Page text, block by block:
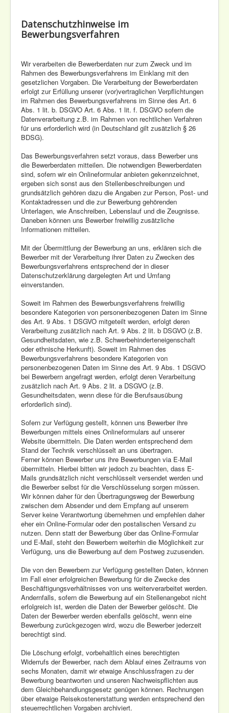
Datenschutzhinweise im
Bewerbungsverfahren
Wir verarbeiten die Bewerberdaten nur zum Zweck und im
Rahmen des Bewerbungsverfahrens im Einklang mit den
gesetzlichen Vorgaben. Die Verarbeitung der Bewerberdaten
erfolgt zur Erfüllung unserer (vor)vertraglichen Verpflichtungen
im Rahmen des Bewerbungsverfahrens im Sinne des Art. 6
Abs. 1 lit. b. DSGVO Art. 6 Abs. 1 lit. f. DSGVO sofern die
Datenverarbeitung z.B. im Rahmen von rechtlichen Verfahren
für uns erforderlich wird (in Deutschland gilt zusätzlich § 26
BDSG).
Das Bewerbungsverfahren setzt voraus, dass Bewerber uns
die Bewerberdaten mitteilen. Die notwendigen Bewerberdaten
sind, sofern wir ein Onlineformular anbieten gekennzeichnet,
ergeben sich sonst aus den Stellenbeschreibungen und
grundsätzlich gehören dazu die Angaben zur Person, Post- und
Kontaktadressen und die zur Bewerbung gehörenden
Unterlagen, wie Anschreiben, Lebenslauf und die Zeugnisse.
Daneben können uns Bewerber freiwillig zusätzliche
Informationen mitteilen.
Mit der Übermittlung der Bewerbung an uns, erklären sich die
Bewerber mit der Verarbeitung ihrer Daten zu Zwecken des
Bewerbungsverfahrens entsprechend der in dieser
Datenschutzerklärung dargelegten Art und Umfang
einverstanden.
Soweit im Rahmen des Bewerbungsverfahrens freiwillig
besondere Kategorien von personenbezogenen Daten im Sinne
des Art. 9 Abs. 1 DSGVO mitgeteilt werden, erfolgt deren
Verarbeitung zusätzlich nach Art. 9 Abs. 2 lit. b DSGVO (z.B.
Gesundheitsdaten, wie z.B. Schwerbehinderteneigenschaft
oder ethnische Herkunft). Soweit im Rahmen des
Bewerbungsverfahrens besondere Kategorien von
personenbezogenen Daten im Sinne des Art. 9 Abs. 1 DSGVO
bei Bewerbern angefragt werden, erfolgt deren Verarbeitung
zusätzlich nach Art. 9 Abs. 2 lit. a DSGVO (z.B.
Gesundheitsdaten, wenn diese für die Berufsausübung
erforderlich sind).
Sofern zur Verfügung gestellt, können uns Bewerber ihre
Bewerbungen mittels eines Onlineformulars auf unserer
Website übermitteln. Die Daten werden entsprechend dem
Stand der Technik verschlüsselt an uns übertragen.
Ferner können Bewerber uns ihre Bewerbungen via E-Mail
übermitteln. Hierbei bitten wir jedoch zu beachten, dass E-
Mails grundsätzlich nicht verschlüsselt versendet werden und
die Bewerber selbst für die Verschlüsselung sorgen müssen.
Wir können daher für den Übertragungsweg der Bewerbung
zwischen dem Absender und dem Empfang auf unserem
Server keine Verantwortung übernehmen und empfehlen daher
eher ein Online-Formular oder den postalischen Versand zu
nutzen. Denn statt der Bewerbung über das Online-Formular
und E-Mail, steht den Bewerbern weiterhin die Möglichkeit zur
Verfügung, uns die Bewerbung auf dem Postweg zuzusenden.
Die von den Bewerbern zur Verfügung gestellten Daten, können
im Fall einer erfolgreichen Bewerbung für die Zwecke des
Beschäftigungsverhältnisses von uns weiterverarbeitet werden.
Andernfalls, sofern die Bewerbung auf ein Stellenangebot nicht
erfolgreich ist, werden die Daten der Bewerber gelöscht. Die
Daten der Bewerber werden ebenfalls gelöscht, wenn eine
Bewerbung zurückgezogen wird, wozu die Bewerber jederzeit
berechtigt sind.
Die Löschung erfolgt, vorbehaltlich eines berechtigten
Widerrufs der Bewerber, nach dem Ablauf eines Zeitraums von
sechs Monaten, damit wir etwaige Anschlussfragen zu der
Bewerbung beantworten und unseren Nachweispflichten aus
dem Gleichbehandlungsgesetz genügen können. Rechnungen
über etwaige Reisekostenerstattung werden entsprechend den
steuerrechtlichen Vorgaben archiviert.